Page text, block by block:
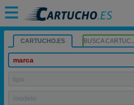
CARTUCHO.ES
marca
tipo
modelo